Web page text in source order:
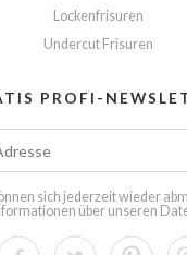
Lockenfrisuren
Undercut Frisuren
PROFI-
sich jederzeit wieder
über unseren